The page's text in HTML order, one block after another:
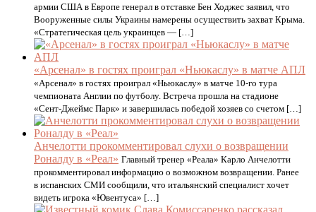
армии США в Европе генерал в отставке Бен Ходжес заявил, что
Вооруженные силы Украины намерены осуществить захват Крыма.
«Стратегическая цель украинцев — […]
«Арсенал» в гостях проиграл «Ньюкаслу» в матче АПЛ
«Арсенал» в гостях проиграл «Ньюкаслу» в матче 10‑го тура
чемпионата Англии по футболу. Встреча прошла на стадионе
«Сент‑Джеймс Парк» и завершилась победой хозяев со счетом […]
Анчелотти прокомментировал слухи о возвращении
Роналду в «Реал» Главный тренер «Реала» Карло Анчелотти
прокомментировал информацию о возможном возвращении. Ранее
в испанских СМИ сообщили, что итальянский специалист хочет
видеть игрока «Ювентуса» […]